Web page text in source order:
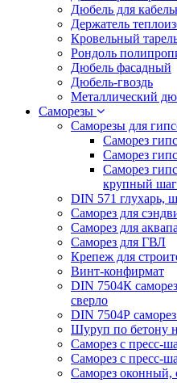
Дюбель для
Держатель
Кровельный
Рондоль
Дюбель фасадный
Дюбель-гвоздь
Металлический
Саморезы
Саморезы для
Саморез
Саморез
Саморез
крупный шаг
DIN 571 глухарь,
Саморез для
Саморез для
Саморез для ГВЛ
Крепеж для
Винт-конфирмат
DIN 7504К
сверло
DIN 7504Р
Шуруп по бетону
Саморез с пресс-
Саморез с пресс-
Саморез оконный,